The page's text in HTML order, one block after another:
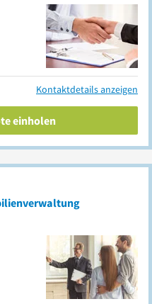
Kontaktdetails anzeigen
einholen